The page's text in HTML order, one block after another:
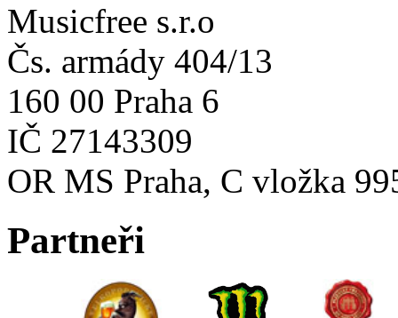
Musicfree s.r.o
Čs. armády 404/13
160 00 Praha 6
IČ 27143309
OR MS Praha, C vložka
Partneři